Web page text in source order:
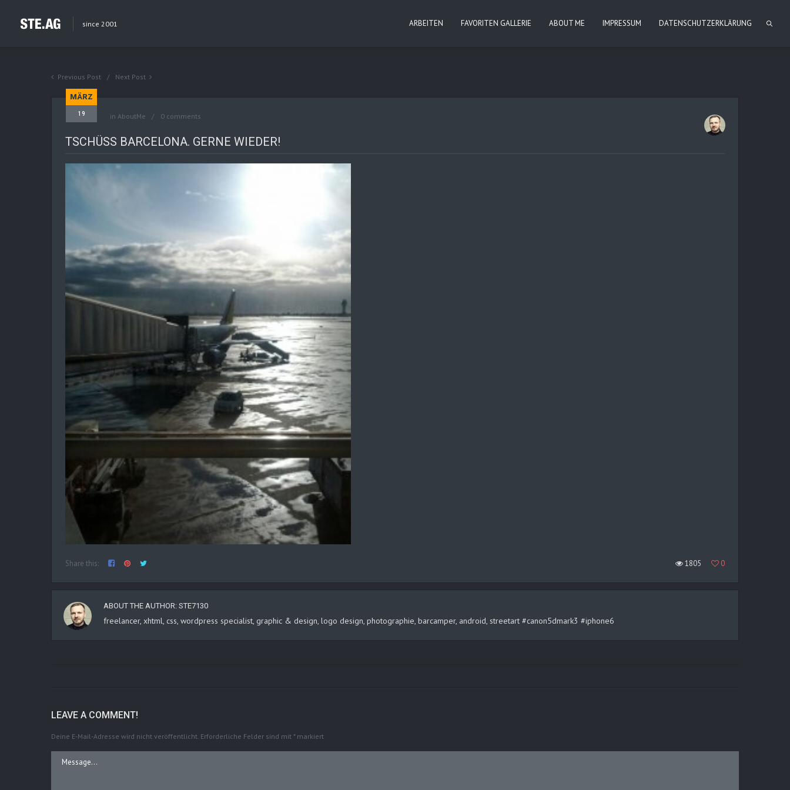
since 2001 ARBEITEN FAVORITEN GALLERIE ABOUT ME IMPRESSUM DATENSCHUTZERKLÄRUNG
Previous Post Next Post
MÄRZ
19 in AboutMe 0 comments
TSCHÜSS BARCELONA. GERNE WIEDER!
Share this: 1805 0
ABOUT THE AUTHOR: STE7130
freelancer, xhtml, css, wordpress specialist, graphic & design, logo design, photographie, barcamper, android, streetart #canon5dmark3 #iphone6
LEAVE A COMMENT!
Deine E-Mail-Adresse wird nicht veröffentlicht. Erforderliche Felder sind mit *markiert